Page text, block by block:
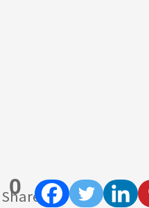
0
Shares